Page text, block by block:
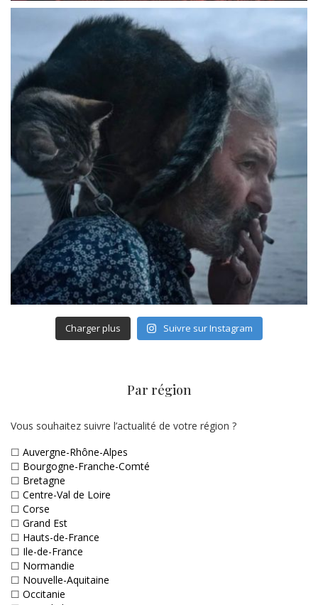
Charger plus Suivre sur Instagram
Par région
Vous souhaitez suivre l’actualité de votre région ?
☐ Auvergne-Rhône-Alpes
☐ Bourgogne-Franche-Comté
☐ Bretagne
☐ Centre-Val de Loire
☐ Corse
☐ Grand Est
☐ Hauts-de-France
☐ Ile-de-France
☐ Normandie
☐ Nouvelle-Aquitaine
☐ Occitanie